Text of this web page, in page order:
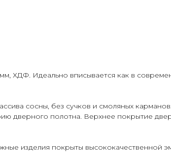
ХДФ. Идеально вписывается как в
сосны, без сучков и смоляных
дверного полотна. Верхнее покрытие
изделия покрыты высококачественной